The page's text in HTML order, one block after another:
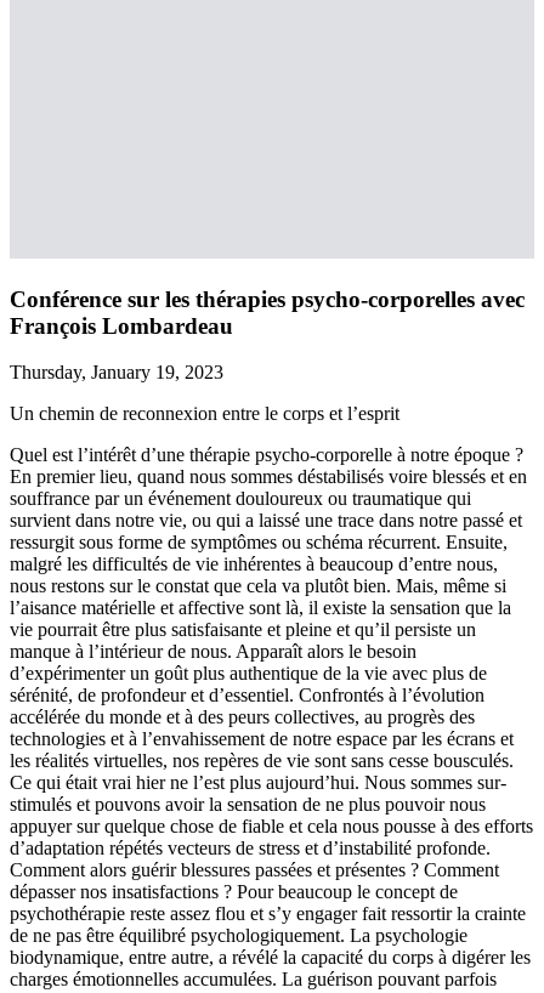
Conférence sur les thérapies psycho-corporelles avec
François Lombardeau
Thursday, January 19, 2023
Un chemin de reconnexion entre le corps et l’esprit
Quel est l’intérêt d’une thérapie psycho-corporelle à notre époque ?
En premier lieu, quand nous sommes déstabilisés voire blessés et en
souffrance par un événement douloureux ou traumatique qui
survient dans notre vie, ou qui a laissé une trace dans notre passé et
ressurgit sous forme de symptômes ou schéma récurrent. Ensuite,
malgré les difficultés de vie inhérentes à beaucoup d’entre nous,
nous restons sur le constat que cela va plutôt bien. Mais, même si
l’aisance matérielle et affective sont là, il existe la sensation que la
vie pourrait être plus satisfaisante et pleine et qu’il persiste un
manque à l’intérieur de nous. Apparaît alors le besoin
d’expérimenter un goût plus authentique de la vie avec plus de
sérénité, de profondeur et d’essentiel. Confrontés à l’évolution
accélérée du monde et à des peurs collectives, au progrès des
technologies et à l’envahissement de notre espace par les écrans et
les réalités virtuelles, nos repères de vie sont sans cesse bousculés.
Ce qui était vrai hier ne l’est plus aujourd’hui. Nous sommes sur-
stimulés et pouvons avoir la sensation de ne plus pouvoir nous
appuyer sur quelque chose de fiable et cela nous pousse à des efforts
d’adaptation répétés vecteurs de stress et d’instabilité profonde.
Comment alors guérir blessures passées et présentes ? Comment
dépasser nos insatisfactions ? Pour beaucoup le concept de
psychothérapie reste assez flou et s’y engager fait ressortir la crainte
de ne pas être équilibré psychologiquement. La psychologie
biodynamique, entre autre, a révélé la capacité du corps à digérer les
charges émotionnelles accumulées. La guérison pouvant parfois